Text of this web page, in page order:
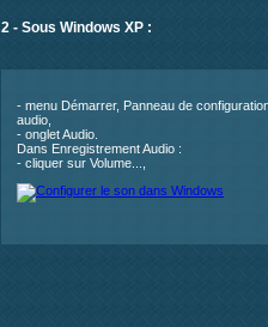
2 - Sous Windows XP :
- menu Démarrer, Panneau de
audio,
- onglet Audio.
Dans Enregistrement Audio :
- cliquer sur Volume...,